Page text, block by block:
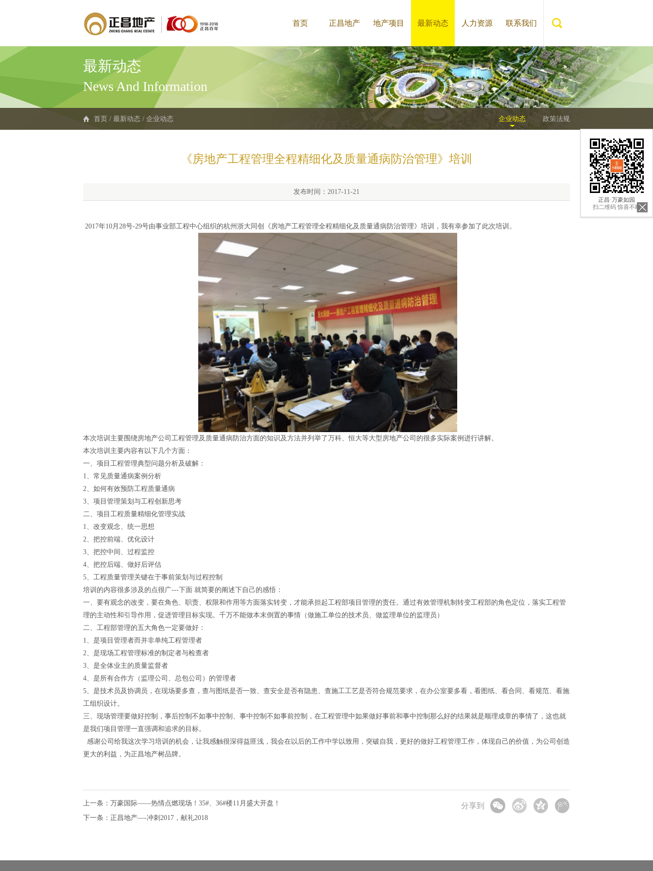
首页 正昌地产 地产项目 最新动态 人力资源 联系我们
最新动态
News And Information
首页 / 最新动态 / 企业动态 企业动态 政策法规
《房地产工程管理全程精细化及质量通病防治管理》培训
发布时间：2017-11-21
2017年10月28号-29号由事业部工程中心组织的杭州浙大同创《房地产工程管理全程精细化及质量通病防治管理》培训，我有幸参加了此次培训。
本次培训主要围绕房地产公司工程管理及质量通病防治方面的知识及方法并列举了万科、恒大等大型房地产公司的很多实际案例进行讲解。
本次培训主要内容有以下几个方面：
一、 项目工程管理典型问题分析及破解：
1、 常见质量通病案例分析
2、 如何有效预防工程质量通病
3、 项目管理策划与工程创新思考
二、 项目工程质量精细化管理实战
1、 改变观念、统一思想
2、 把控前端、优化设计
3、 把控中间、过程监控
4、 把控后端、做好后评估
5、 工程质量管理关键在于事前策划与过程控制
培训的内容很多涉及的点很广---下面 就简要的阐述下自己的感悟：
一、要有观念的改变，要在角色、职责、权限和作用等方面落实转变，才能承担起工程部项目管理的责任。通过有效管理机制转变工程部的角色定位，落实工程管
理的主动性和引导作用，促进管理目标实现。千万不能做本末倒置的事情（做施工单位的技术员、做监理单位的监理员）
二、工程部管理的五大角色一定要做好：
1、是项目管理者而并非单纯工程管理者
2、是现场工程管理标准的制定者与检查者
3、是全体业主的质量监督者
4、是所有合作方（监理公司、总包公司）的管理者
5、是技术员及协调员，在现场要多查，查与图纸是否一致、查安全是否有隐患、查施工工艺是否符合规范要求，在办公室要多看，看图纸、看合同、看规范、看施
工组织设计。
三、现场管理要做好控制，事后控制不如事中控制、事中控制不如事前控制，在工程管理中如果做好事前和事中控制那么好的结果就是顺理成章的事情了，这也就
是我们项目管理一直强调和追求的目标。
感谢公司给我这次学习培训的机会，让我感触很深得益匪浅，我会在以后的工作中学以致用，突破自我，更好的做好工程管理工作，体现自己的价值，为公司创造
更大的利益，为正昌地产树品牌。
上一条： 万豪国际——热情点燃现场！35#、36#楼11月盛大开盘！
下一条： 正昌地产—-冲刺2017，献礼2018
分享到
正昌·万豪如园
扫二维码 惊喜不断